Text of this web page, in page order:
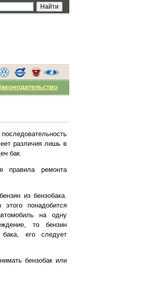
различия лишь в
бак.
правила ремонта
из бензобака.
понадобится
на одну
то бензин
его следует
бензобак или